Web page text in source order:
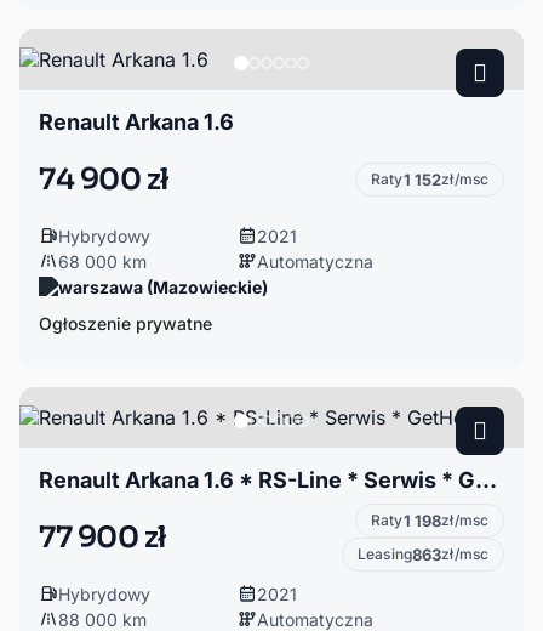
Renault Arkana 1.6
74 900 zł Raty1 152zł/msc
Hybrydowy
2021
68 000 km
Automatyczna
warszawa (Mazowieckie)
Ogłoszenie prywatne
Renault Arkana 1.6 * RS-Line * Serwis * GetHelp
77 900 zł Raty1 198zł/msc
Leasing863zł/msc
Hybrydowy
2021
88 000 km
Automatyczna